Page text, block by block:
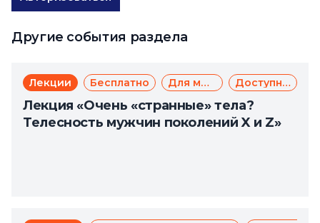
Другие события раздела
Лекции Бесплатно Для молодежи Доступная среда
Лекция «Очень «странные» тела?
Телесность мужчин поколений X и Z»